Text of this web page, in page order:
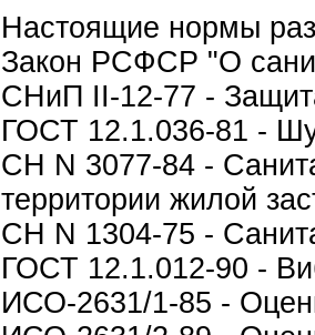
Настоящие нормы
Закон РСФСР "О
СНиП II-12-77 -
ГОСТ 12.1.036-81 -
СН N 3077-84 -
территории жилой
СН N 1304-75 -
ГОСТ 12.1.012-90 -
ИСО-2631/1-85 -